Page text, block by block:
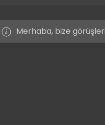
Merhaba, bize